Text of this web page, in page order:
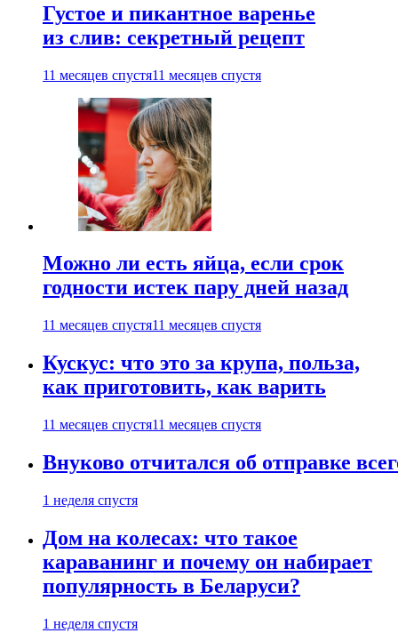
Густое и пикантное варенье
из слив: секретный рецепт
11 месяцев спустя11 месяцев спустя
Можно ли есть яйца, если срок
годности истек пару дней назад
11 месяцев спустя11 месяцев спустя
Кускус: что это за крупа, польза,
как приготовить, как варить
11 месяцев спустя11 месяцев спустя
Внуково отчитался об отправке
1 неделя спустя
Дом на колесах: что такое
караванинг и почему он набирает
популярность в Беларуси?
1 неделя спустя